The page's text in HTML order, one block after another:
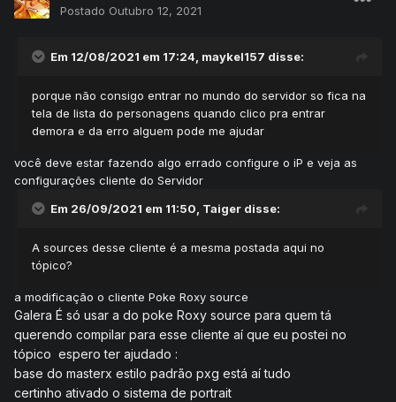
Postado Outubro 12, 2021
Em 12/08/2021 em 17:24, maykel157 disse:
porque não consigo entrar no mundo do servidor so fica na
tela de lista do personagens quando clico pra entrar
demora e da erro alguem pode me ajudar
você deve estar fazendo algo errado configure o iP e veja as
configurações cliente do Servidor
Em 26/09/2021 em 11:50, Taiger disse:
A sources desse cliente é a mesma postada aqui no
tópico?
a modificação o cliente Poke Roxy source
Galera É só usar a do poke Roxy source para quem tá
querendo compilar para esse cliente aí que eu postei no
tópico espero ter ajudado :
base do masterx estilo padrão pxg está aí tudo
certinho ativado o sistema de portrait